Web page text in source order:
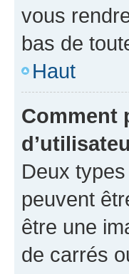
vous
bas de
Haut
Comment
Deux
peuvent
être une
de carrés